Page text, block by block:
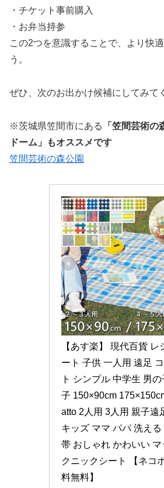
・チケット事前購入
・お弁当持参
この2つを意識することで、より快
う。
ぜひ、次のお出かけ候補にしてみて
※茨城県笠間市にある
「笠間芸術
ドーム」もオススメです
笠間芸術の森公園
【あす楽】 現代百貨 レ
ート 子供 一人用 遠足
ト シンプル 中学生 男
子 150×90cm
atto 2人用 3人用 親子遠
キッズ ママ パパ 洗える
帯 おしゃれ かわいい マ
クニックシート 【ネコ
料無料】